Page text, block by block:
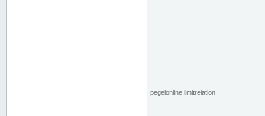
pegelonline.limitrelation